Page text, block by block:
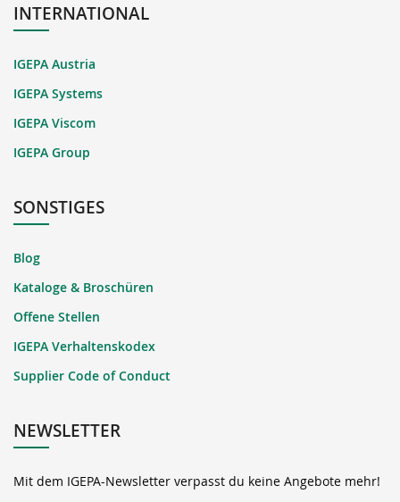
INTERNATIONAL
IGEPA Austria
IGEPA Systems
IGEPA Viscom
IGEPA Group
SONSTIGES
Blog
Kataloge & Broschüren
Offene Stellen
IGEPA Verhaltenskodex
Supplier Code of Conduct
NEWSLETTER
Mit dem IGEPA-Newsletter verpasst du keine Angebote mehr!